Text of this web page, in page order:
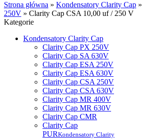
Strona główna » Kondensatory Clarity Cap »
250V » Clarity Cap CSA 10,00 uf / 250 V
Kategorie
Kondensatory Clarity Cap
Clarity Cap PX 250V
Clarity Cap SA 630V
Clarity Cap ESA 250V
Clarity Cap ESA 630V
Clarity Cap CSA 250V
Clarity Cap CSA 630V
Clarity Cap MR 400V
Clarity Cap MR 630V
Clarity Cap CMR
Clarity Cap
PURKondensatory Clarity